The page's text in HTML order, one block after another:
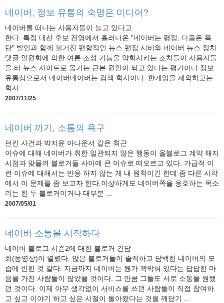
네이버, 정보 유통의 숙명은 미디어?
네이버를 떠나는 사용자들이 늘고 있다고
한다. 특정 대선 후보 진영에서 흘러나온 "네이버는 평정, 다음은 폭
탄" 발언과 함께 불거진 편향적인 뉴스 편집 시비와 네이버 뉴스 정치
댓글 일원화에 의한 여론 조성 기능을 약화시키는 조치들이 사용자들
을 타 뉴스 사이트로 옮기는 근본 원인이 되고 있다는 평가이다.정보
유통상으로서 네이버네이버는 검색 회사이다. 한게임을 제외하고는
회사 ...
2007/11/25
네이버 까기, 소통의 욕구
던킨 사건과 박지윤 아나운서 같은 최근
이슈에 대해 네이버가 취한 일관되지 않은 행동이 올블로그 계약 해지
시점과 맞물려 블로거들 사이에 큰 이슈로 떠오르고 있다. 가급적 이
런 이슈에 대해서는 반응 하지 않는 게 내 원칙이긴 한데 좀 다른 시각
에서 이 문제를 좀 보고자 한다.이상하게도 네이버쪽을 옹호하는 목소
리는 한 두 블로거이거나 대부분 ...
2007/05/01
네이버 소통을 시작하다
네이버 블로그 시즌2에 대한 블로거 간담
회(동영상)이 열렸다. 많은 블로거들이 솔직하고 담백한 네이버의 모
습에 반한 것 같다. 지금까지 네이버는 뭔가 꽉막혀 있다는 답답한 마
음을 가진 사람들이 많았을 것이다. 그 만큼 그들도 서로 소통을 원했
던 것이다. 이제 아무 생각없이 서비스를 쓰던 사람들이 직접 참여하
고 싶고 이야기 하고 싶은 시절이 돌아왔다는 것을 깨닫기 ...